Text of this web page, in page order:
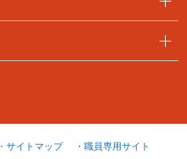
・サイトマップ ・職員専用サイト